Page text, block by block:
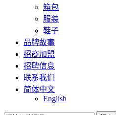
箱包
服装
鞋子
品牌故事
招商加盟
招聘信息
联系我们
简体中文
English